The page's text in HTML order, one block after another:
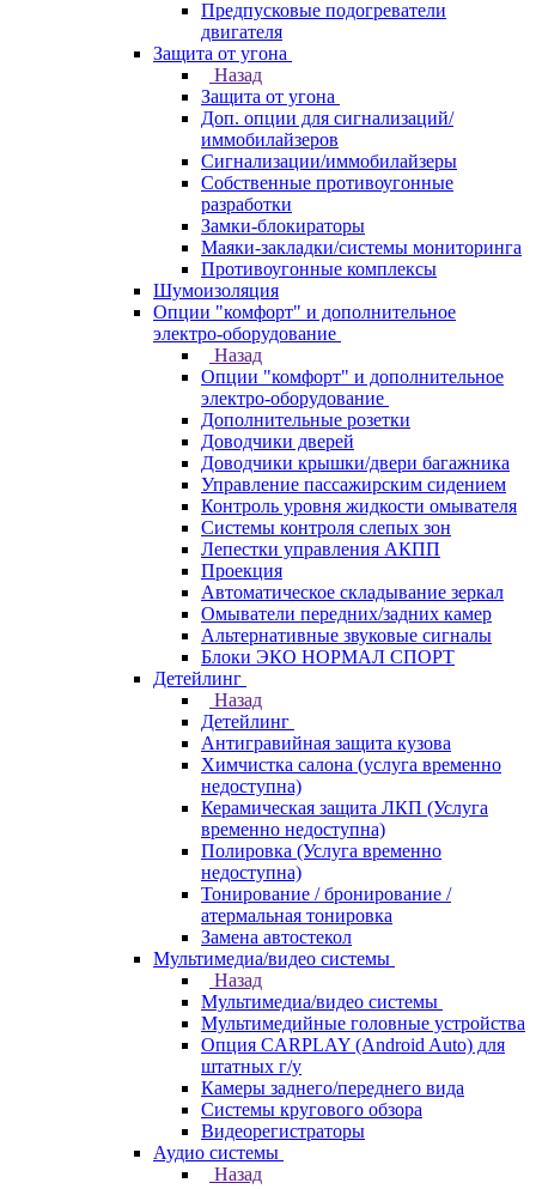
Предпусковые подогреватели
двигателя
Защита от угона
Назад
Защита от угона
Доп. опции для сигнализаций/
иммобилайзеров
Сигнализации/иммобилайзеры
Собственные противоугонные
разработки
Замки-блокираторы
Маяки-закладки/системы мониторинга
Противоугонные комплексы
Шумоизоляция
Опции "комфорт" и дополнительное
электро-оборудование
Назад
Опции "комфорт" и дополнительное
электро-оборудование
Дополнительные розетки
Доводчики дверей
Доводчики крышки/двери багажника
Управление пассажирским сидением
Контроль уровня жидкости омывателя
Системы контроля слепых зон
Лепестки управления АКПП
Проекция
Автоматическое складывание зеркал
Омыватели передних/задних камер
Альтернативные звуковые сигналы
Блоки ЭКО НОРМАЛ СПОРТ
Детейлинг
Назад
Детейлинг
Антигравийная защита кузова
Химчистка салона (услуга временно
недоступна)
Керамическая защита ЛКП (Услуга
временно недоступна)
Полировка (Услуга временно
недоступна)
Тонирование / бронирование /
атермальная тонировка
Замена автостекол
Мультимедиа/видео системы
Назад
Мультимедиа/видео системы
Мультимедийные головные устройства
Опция CARPLAY (Android Auto) для
штатных г/у
Камеры заднего/переднего вида
Системы кругового обзора
Видеорегистраторы
Аудио системы
Назад